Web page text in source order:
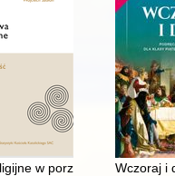
w porządku prawaWczoraj i